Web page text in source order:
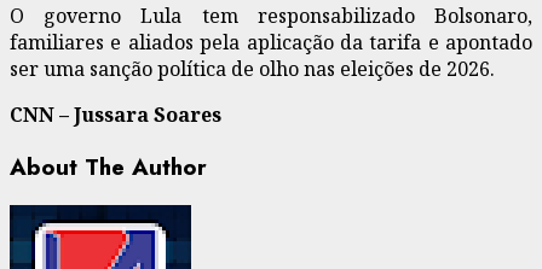
O governo Lula tem responsabilizado Bolsonaro,
familiares e aliados pela aplicação da tarifa e apontado
ser uma sanção política de olho nas eleições de 2026.
CNN – Jussara Soares
About The Author